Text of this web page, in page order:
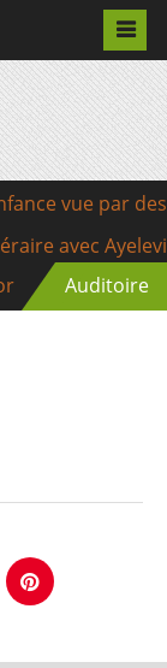
vue par des
avec Ayelevi
Auditoire